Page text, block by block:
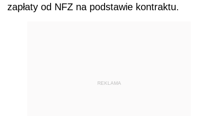
zapłaty od NFZ na podstawie kontraktu.
REKLAMA